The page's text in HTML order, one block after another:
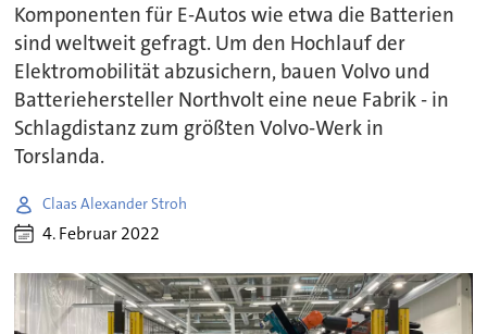
Komponenten für E-Autos wie etwa die Batterien
sind weltweit gefragt. Um den Hochlauf der
Elektromobilität abzusichern, bauen Volvo und
Batteriehersteller Northvolt eine neue Fabrik - in
Schlagdistanz zum größten Volvo-Werk in
Torslanda.
Claas Alexander Stroh
4. Februar 2022